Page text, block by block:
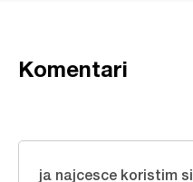
Komentari
ja najcesce koristim